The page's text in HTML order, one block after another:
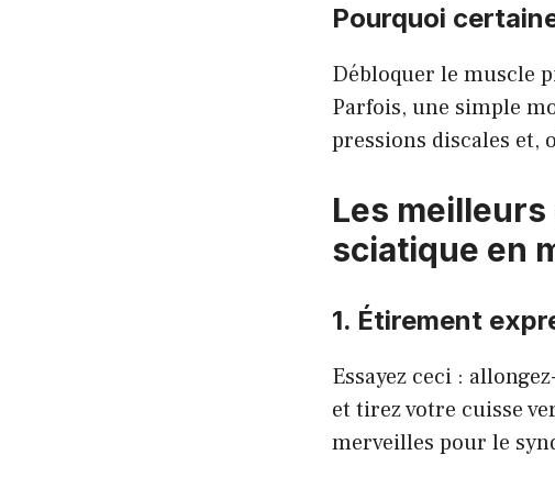
Pourquoi
Débloquer le muscle
Parfois, une simple
pressions discales et,
Les
sciatique en
1. Étirement
Essayez ceci :
et tirez votre cuisse
merveilles pour le